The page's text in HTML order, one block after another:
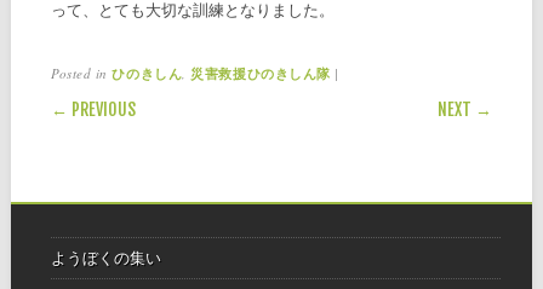
って、とても大切な訓練となりました。
Posted inひのきしん 災害救援ひのきしん隊 |
POST NAVIGATION
← PREVIOUS NEXT →
ようぼくの集い